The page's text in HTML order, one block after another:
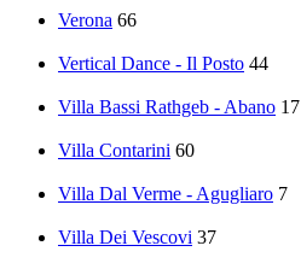
Verona 66
Vertical Dance - Il Posto 44
Villa Bassi Rathgeb - Abano 17
Villa Contarini 60
Villa Dal Verme - Agugliaro 7
Villa Dei Vescovi 37